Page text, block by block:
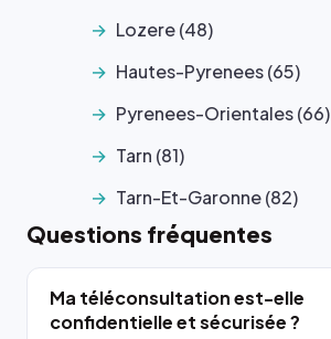
Lozere (48)
Hautes-Pyrenees (65)
Pyrenees-Orientales (66)
Tarn (81)
Tarn-Et-Garonne (82)
Questions fréquentes
Ma téléconsultation est-elle
confidentielle et sécurisée ?